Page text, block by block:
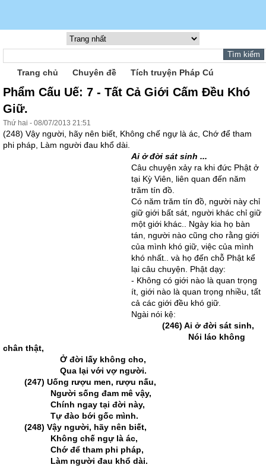
Trang chủ Chuyên đề Tích truyện Pháp Cú
Phẩm Cấu Uế: 7 - Tất Cả Giới Cấm Ðều Khó
Giữ.
Thứ hai - 08/07/2013 21:51
(248) Vậy người, hãy nên biết, Không chế ngự là ác, Chớ để tham
phi pháp, Làm người đau khổ dài.
Ai ở đời sát sinh ...
Câu chuyện xảy ra khi đức Phật ở
tại Kỳ Viên, liên quan đến năm
trăm tín đồ.
Có năm trăm tín đồ, người này chỉ
giữ giới bất sát, người khác chỉ giữ
một giới khác.. Ngày kia họ bàn
tán, người nào cũng cho rằng giới
của mình khó giữ, việc của mình
khó nhất.. và họ đến chỗ Phật kể
lại câu chuyện. Phật dạy:
- Không có giới nào là quan trọng
ít, giới nào là quan trọng nhiều, tất
cả các giới đều khó giữ.
Ngài nói kệ:
(246) Ai ở đời sát sinh,
Nói láo không
chân thật,
Ở đời lấy không cho,
Qua lại với vợ người.
(247) Uống rượu men, rượu nấu,
Người sống đam mê vậy,
Chính ngay tại đời này,
Tự đào bới gốc mình.
(248) Vậy người, hãy nên biết,
Không chế ngự là ác,
Chớ để tham phi pháp,
Làm người đau khổ dài.